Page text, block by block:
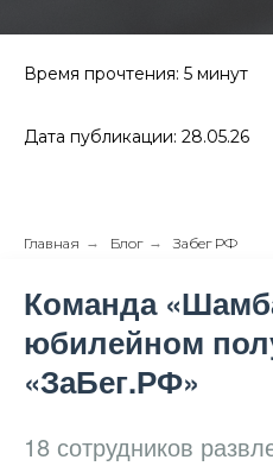
Время прочтения: 5 минут
Дата публикации: 28.05.26
Главная → Блог → Забег РФ
Команда
юбилейном
«ЗаБег.РФ»
18 сотрудников